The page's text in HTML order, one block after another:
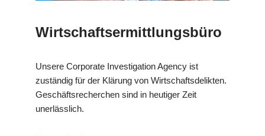
Wirtschaftsermittlungsbüro
Unsere Corporate Investigation Agency ist
zuständig für der Klärung von Wirtschaftsdelikten.
Geschäftsrecherchen sind in heutiger Zeit
unerlässlich.